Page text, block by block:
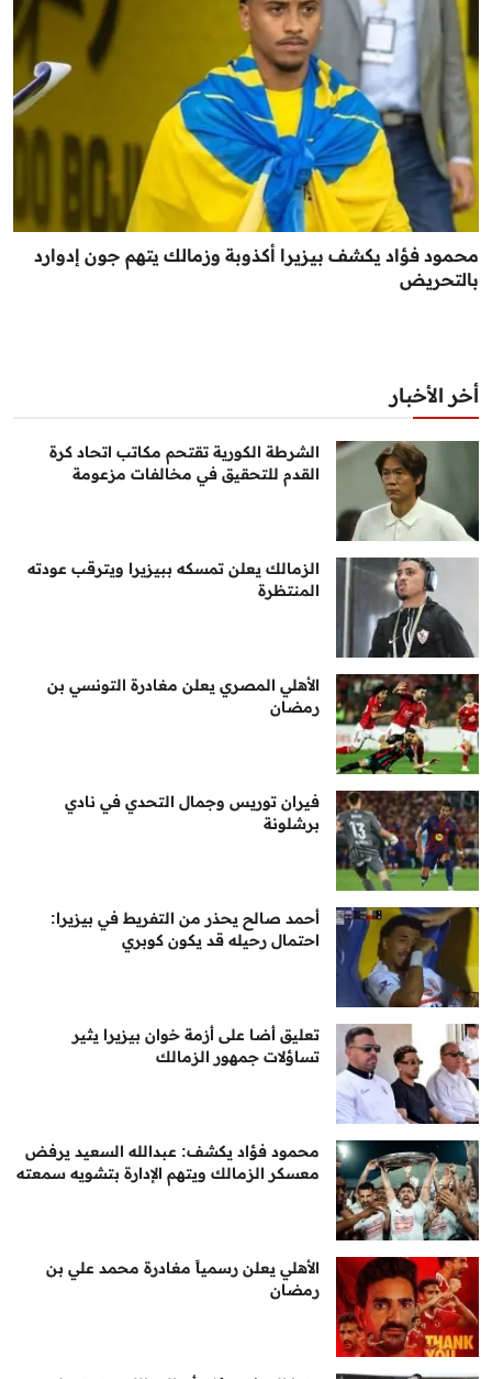
محمود فؤاد يكشف بيزيرا أكذوبة وزمالك يتهم جون إدوارد
بالتحريض
أخر الأخبار
الشرطة الكورية تقتحم مكاتب اتحاد كرة
القدم للتحقيق في مخالفات مزعومة
الزمالك يعلن تمسكه ببيزيرا ويترقب عودته
المنتظرة
الأهلي المصري يعلن مغادرة التونسي بن
رمضان
فيران توريس وجمال التحدي في نادي
برشلونة
أحمد صالح يحذر من التفريط في بيزيرا:
احتمال رحيله قد يكون كوبري
تعليق أضا على أزمة خوان بيزيرا يثير
تساؤلات جمهور الزمالك
محمود فؤاد يكشف: عبدالله السعيد يرفض
معسكر الزمالك ويتهم الإدارة بتشويه سمعته
الأهلي يعلن رسمياً مغادرة محمد علي بن
رمضان